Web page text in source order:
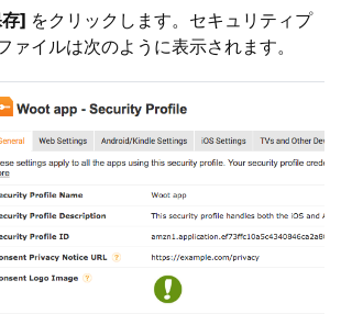
] をクリックします。セキュリティプ
ァイルは次のように表示されます。